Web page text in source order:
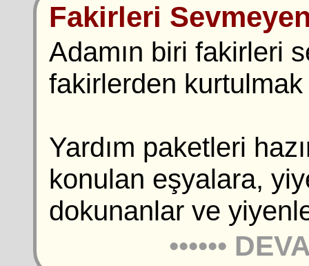
Fakirleri
Adamın biri fakirleri
fakirlerden
Yardım paketleri
konulan eşyalara,
dokunanlar ve
••••••